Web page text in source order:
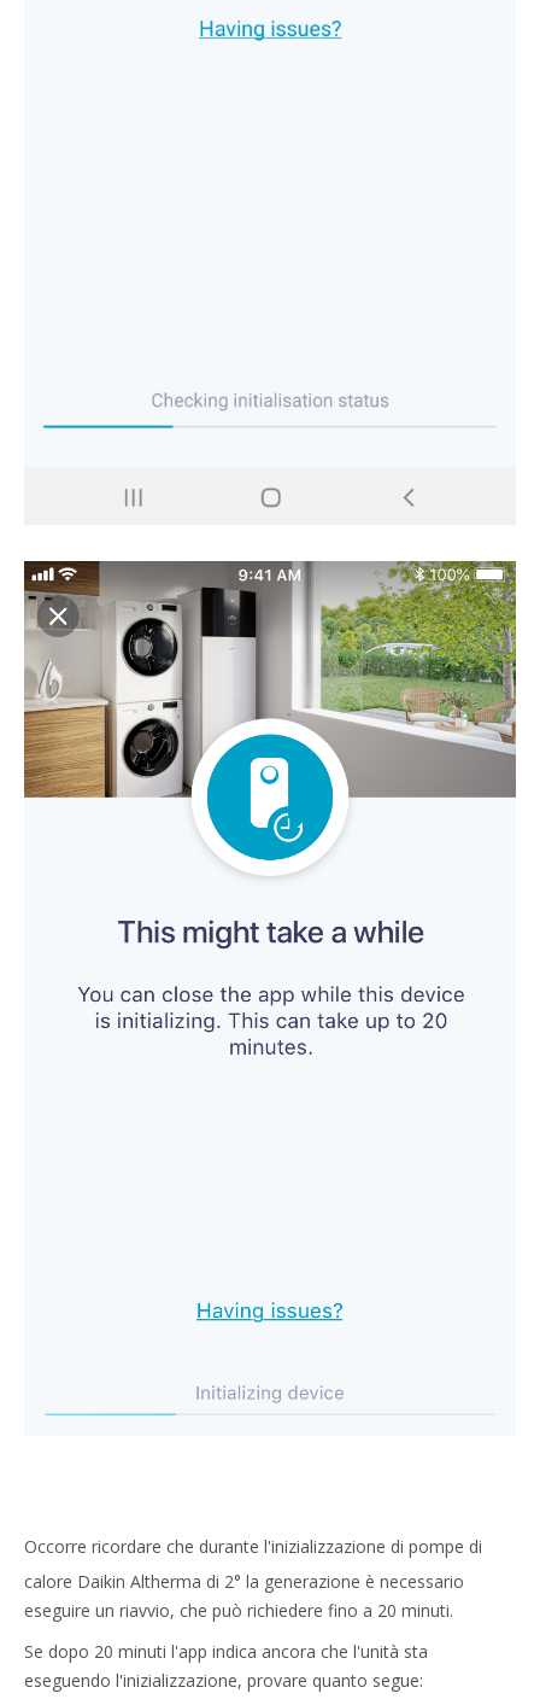
Occorre ricordare che durante l'inizializzazione di pompe di
calore Daikin Altherma di 2° la generazione è necessario
eseguire un riavvio, che può richiedere fino a 20 minuti.
Se dopo 20 minuti l'app indica ancora che l'unità sta
eseguendo l'inizializzazione, provare quanto segue: